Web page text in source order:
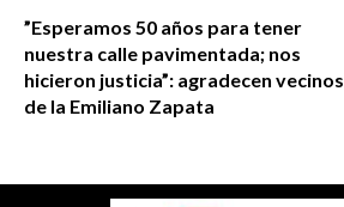
”Esperamos 50 años para tener
nuestra calle pavimentada; nos
hicieron justicia”: agradecen vecinos
de la Emiliano Zapata